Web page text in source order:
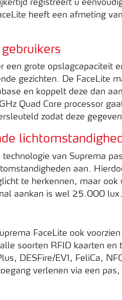
heeft een afmeting
een grote opslagcapaciteit
gezichten. De FaceLite
en koppelt deze dan
Quad Core processor
zodat deze
van Suprema
aan.
te herkennen, maar
aankan is wel 25.000 lux.
FaceLite ook
soorten RFID kaarten en
DESFire/EV1, FeliCa,
verlenen via een